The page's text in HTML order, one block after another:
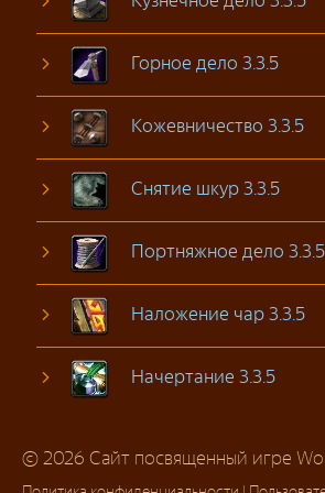
Горное дело 3.3.5
Кожевничество 3.3.5
Снятие шкур 3.3.5
Портняжное дело 3.3.5
Наложение чар 3.3.5
Начертание 3.3.5
© 2026 Сайт посвященный игре